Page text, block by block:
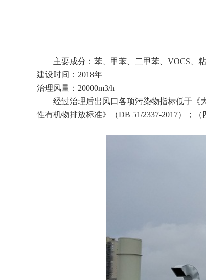
主要成分：苯、甲苯、二甲苯、VOCS、
建设时间：2018年
治理风量：20000m3/h
经过治理后出风口各项污染物指标低于《
性有机物排放标准》（DB 51/2337-2017）；（